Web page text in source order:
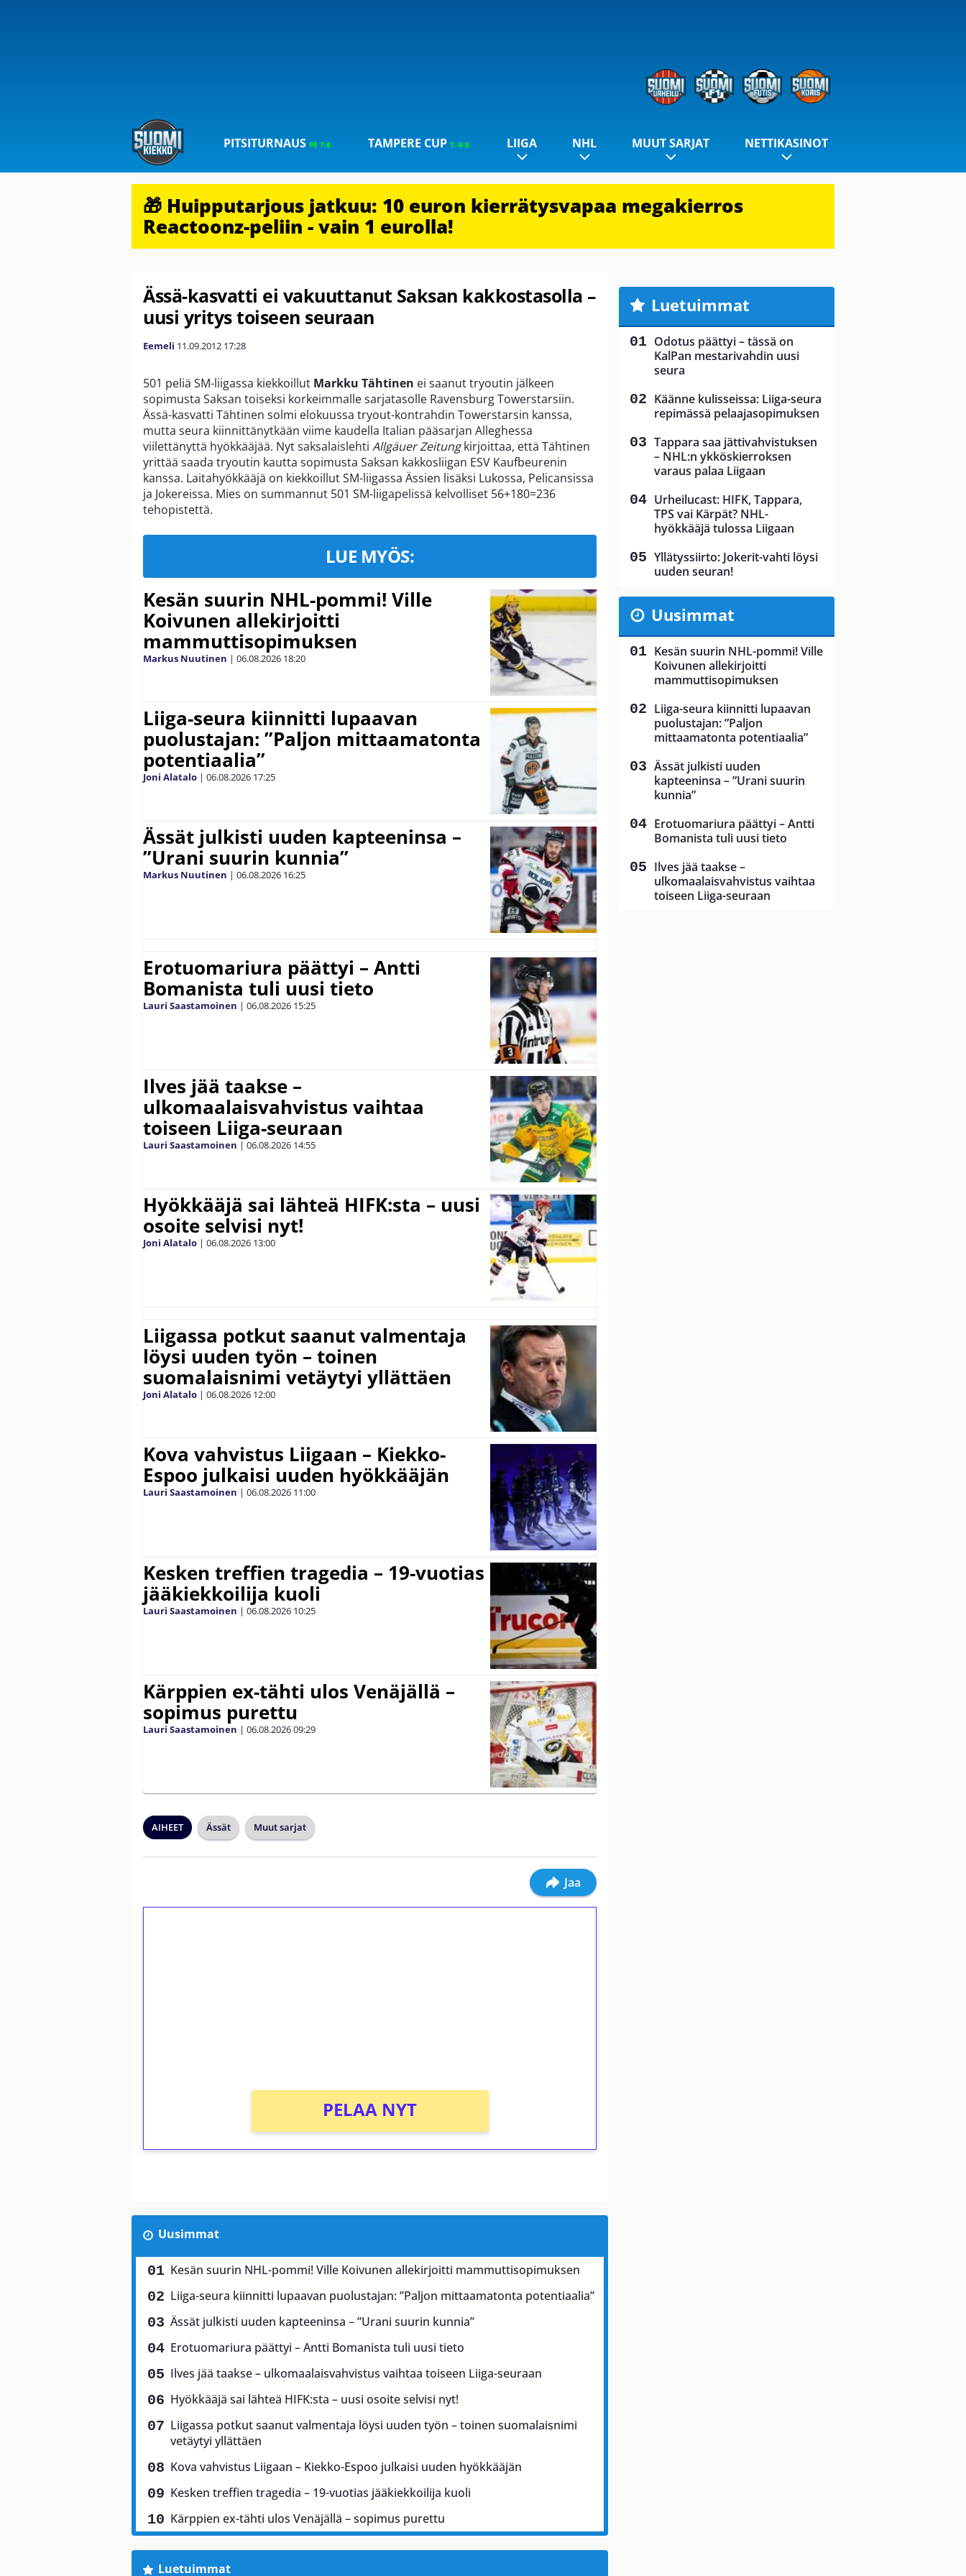
PITSITURNAUS PE 7.8. TAMPERE CUP 7.-8.8. LIIGA NHL MUUT SARJAT NETTIKASINOT
🎁 Huipputarjous jatkuu: 10 euron kierrätysvapaa megakierros
Reactoonz-peliin - vain 1 eurolla!
Ässä-kasvatti ei vakuuttanut Saksan kakkostasolla –
uusi yritys toiseen seuraan
Eemeli 11.09.2012 17:28
501 peliä SM-liigassa kiekkoillut Markku Tähtinen ei saanut tryoutin jälkeen
sopimusta Saksan toiseksi korkeimmalle sarjatasolle Ravensburg Towerstarsiin.
Ässä-kasvatti Tähtinen solmi elokuussa tryout-kontrahdin Towerstarsin kanssa,
mutta seura kiinnittänytkään viime kaudella Italian pääsarjan Alleghessa
viilettänyttä hyökkääjää. Nyt saksalaislehti Allgäuer Zeitungkirjoittaa, että Tähtinen
yrittää saada tryoutin kautta sopimusta Saksan kakkosliigan ESV Kaufbeurenin
kanssa. Laitahyökkääjä on kiekkoillut SM-liigassa Ässien lisäksi Lukossa, Pelicansissa
ja Jokereissa. Mies on summannut 501 SM-liigapelissä kelvolliset 56+180=236
tehopistettä.
LUE MYÖS:
Kesän suurin NHL-pommi! Ville
Koivunen allekirjoitti
mammuttisopimuksen
Markus Nuutinen | 06.08.2026 18:20
Liiga-seura kiinnitti lupaavan
puolustajan: ”Paljon mittaamatonta
potentiaalia”
Joni Alatalo | 06.08.2026 17:25
Ässät julkisti uuden kapteeninsa –
”Urani suurin kunnia”
Markus Nuutinen | 06.08.2026 16:25
Erotuomariura päättyi – Antti
Bomanista tuli uusi tieto
Lauri Saastamoinen | 06.08.2026 15:25
Ilves jää taakse –
ulkomaalaisvahvistus vaihtaa
toiseen Liiga-seuraan
Lauri Saastamoinen | 06.08.2026 14:55
Hyökkääjä sai lähteä HIFK:sta – uusi
osoite selvisi nyt!
Joni Alatalo | 06.08.2026 13:00
Liigassa potkut saanut valmentaja
löysi uuden työn – toinen
suomalaisnimi vetäytyi yllättäen
Joni Alatalo | 06.08.2026 12:00
Kova vahvistus Liigaan – Kiekko-
Espoo julkaisi uuden hyökkääjän
Lauri Saastamoinen | 06.08.2026 11:00
Kesken treffien tragedia – 19-vuotias
jääkiekkoilija kuoli
Lauri Saastamoinen | 06.08.2026 10:25
Kärppien ex-tähti ulos Venäjällä –
sopimus purettu
Lauri Saastamoinen | 06.08.202609:29
AIHEET Ässät Muut sarjat
Jaa
PELAA NYT
Uusimmat
Kesän suurin NHL-pommi! Ville Koivunen allekirjoitti mammuttisopimuksen
Liiga-seura kiinnitti lupaavan puolustajan: ”Paljon mittaamatonta potentiaalia”
Ässät julkisti uuden kapteeninsa – ”Urani suurin kunnia”
Erotuomariura päättyi – Antti Bomanista tuli uusi tieto
Ilves jää taakse – ulkomaalaisvahvistus vaihtaa toiseen Liiga-seuraan
Hyökkääjä sai lähteä HIFK:sta – uusi osoite selvisi nyt!
Liigassa potkut saanut valmentaja löysi uuden työn – toinen suomalaisnimi
vetäytyi yllättäen
Kova vahvistus Liigaan – Kiekko-Espoo julkaisi uuden hyökkääjän
Kesken treffien tragedia – 19-vuotias jääkiekkoilija kuoli
Kärppien ex-tähti ulos Venäjällä – sopimus purettu
Luetuimmat
Luetuimmat
Odotus päättyi – tässä on
KalPan mestarivahdin uusi
seura
Käänne kulisseissa: Liiga-seura
repimässä pelaajasopimuksen
Tappara saa jättivahvistuksen
– NHL:n ykköskierroksen
varaus palaa Liigaan
Urheilucast: HIFK, Tappara,
TPS vai Kärpät? NHL-
hyökkääjä tulossa Liigaan
Yllätyssiirto: Jokerit-vahti löysi
uuden seuran!
Uusimmat
Kesän suurin NHL-pommi! Ville
Koivunen allekirjoitti
mammuttisopimuksen
Liiga-seura kiinnitti lupaavan
puolustajan: ”Paljon
mittaamatonta potentiaalia”
Ässät julkisti uuden
kapteeninsa – ”Urani suurin
kunnia”
Erotuomariura päättyi – Antti
Bomanista tuli uusi tieto
Ilves jää taakse –
ulkomaalaisvahvistus vaihtaa
toiseen Liiga-seuraan